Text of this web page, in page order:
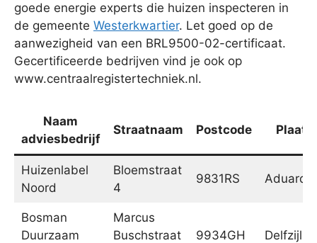
goede energie experts die huizen inspecteren in
de gemeente Westerkwartier. Let goed op de
aanwezigheid van een BRL9500-02-certificaat.
Gecertificeerde bedrijven vind je ook op
www.centraalregistertechniek.nl.
Naam
adviesbedrijf
Straatnaam Postcode Plaats
Huizenlabel
Noord
Bloemstraat
4
9831RS Aduard
Bosman
Duurzaam
Marcus
Buschstraat
9934GH Delfzijl